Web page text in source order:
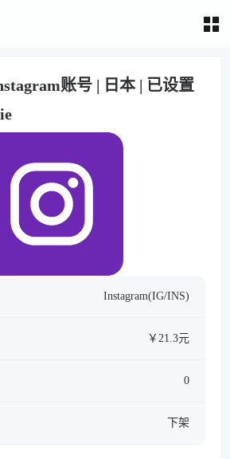
账号 | 日本 | 已设置
Instagram(IG/INS)
￥21.3元
0
下架